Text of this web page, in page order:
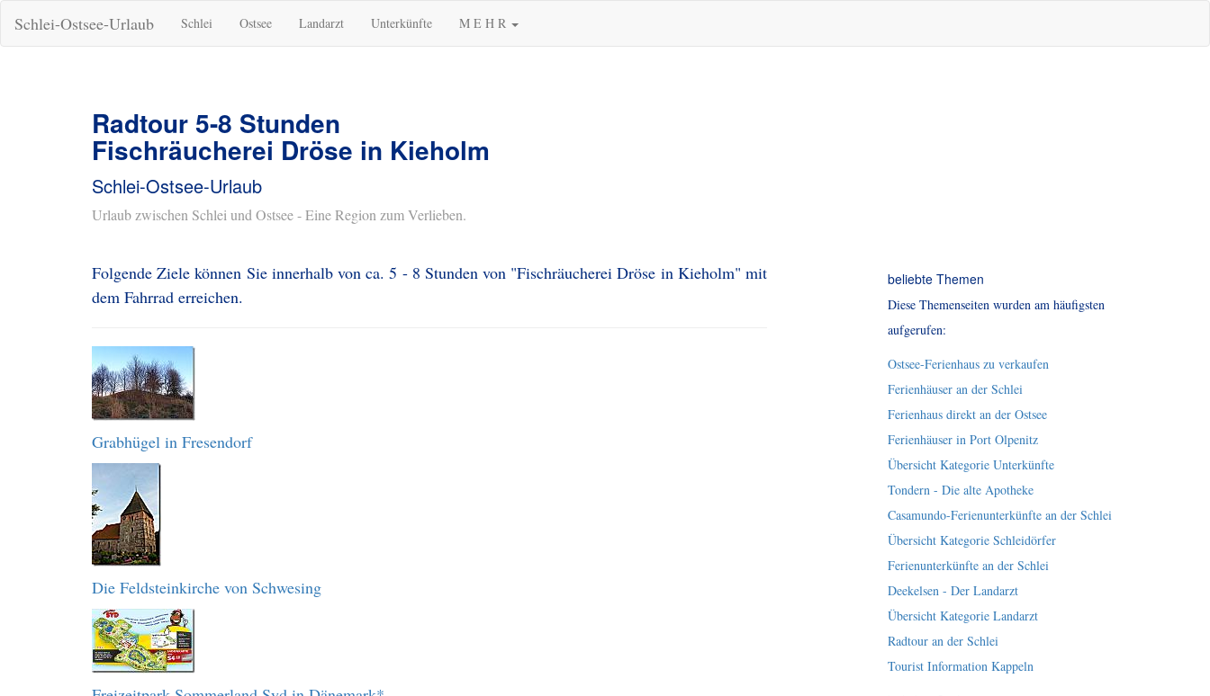
Schlei-Ostsee-Urlaub Schlei Ostsee Landarzt Unterkünfte M E H R
Radtour 5-8 Stunden
Fischräucherei Dröse in Kieholm
Schlei-Ostsee-Urlaub
Urlaub zwischen Schlei und Ostsee - Eine Region zum Verlieben.
Folgende Ziele können Sie innerhalb von ca. 5 - 8 Stunden von "Fischräucherei Dröse in Kieholm" mit
dem Fahrrad erreichen.
Grabhügel in Fresendorf
Die Feldsteinkirche von Schwesing
beliebte Themen
Diese Themenseiten wurden am häufigsten
aufgerufen:
Ostsee-Ferienhaus zu verkaufen
Ferienhäuser an der Schlei
Ferienhaus direkt an der Ostsee
Ferienhäuser in Port Olpenitz
Übersicht Kategorie Unterkünfte
Tondern - Die alte Apotheke
Casamundo-Ferienunterkünfte an der Schlei
Übersicht Kategorie Schleidörfer
Ferienunterkünfte an der Schlei
Deekelsen - Der Landarzt
Übersicht Kategorie Landarzt
Radtour an der Schlei
Tourist Information Kappeln